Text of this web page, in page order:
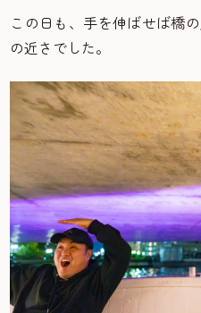
この日も、手を伸ばせば橋
の近さでした。